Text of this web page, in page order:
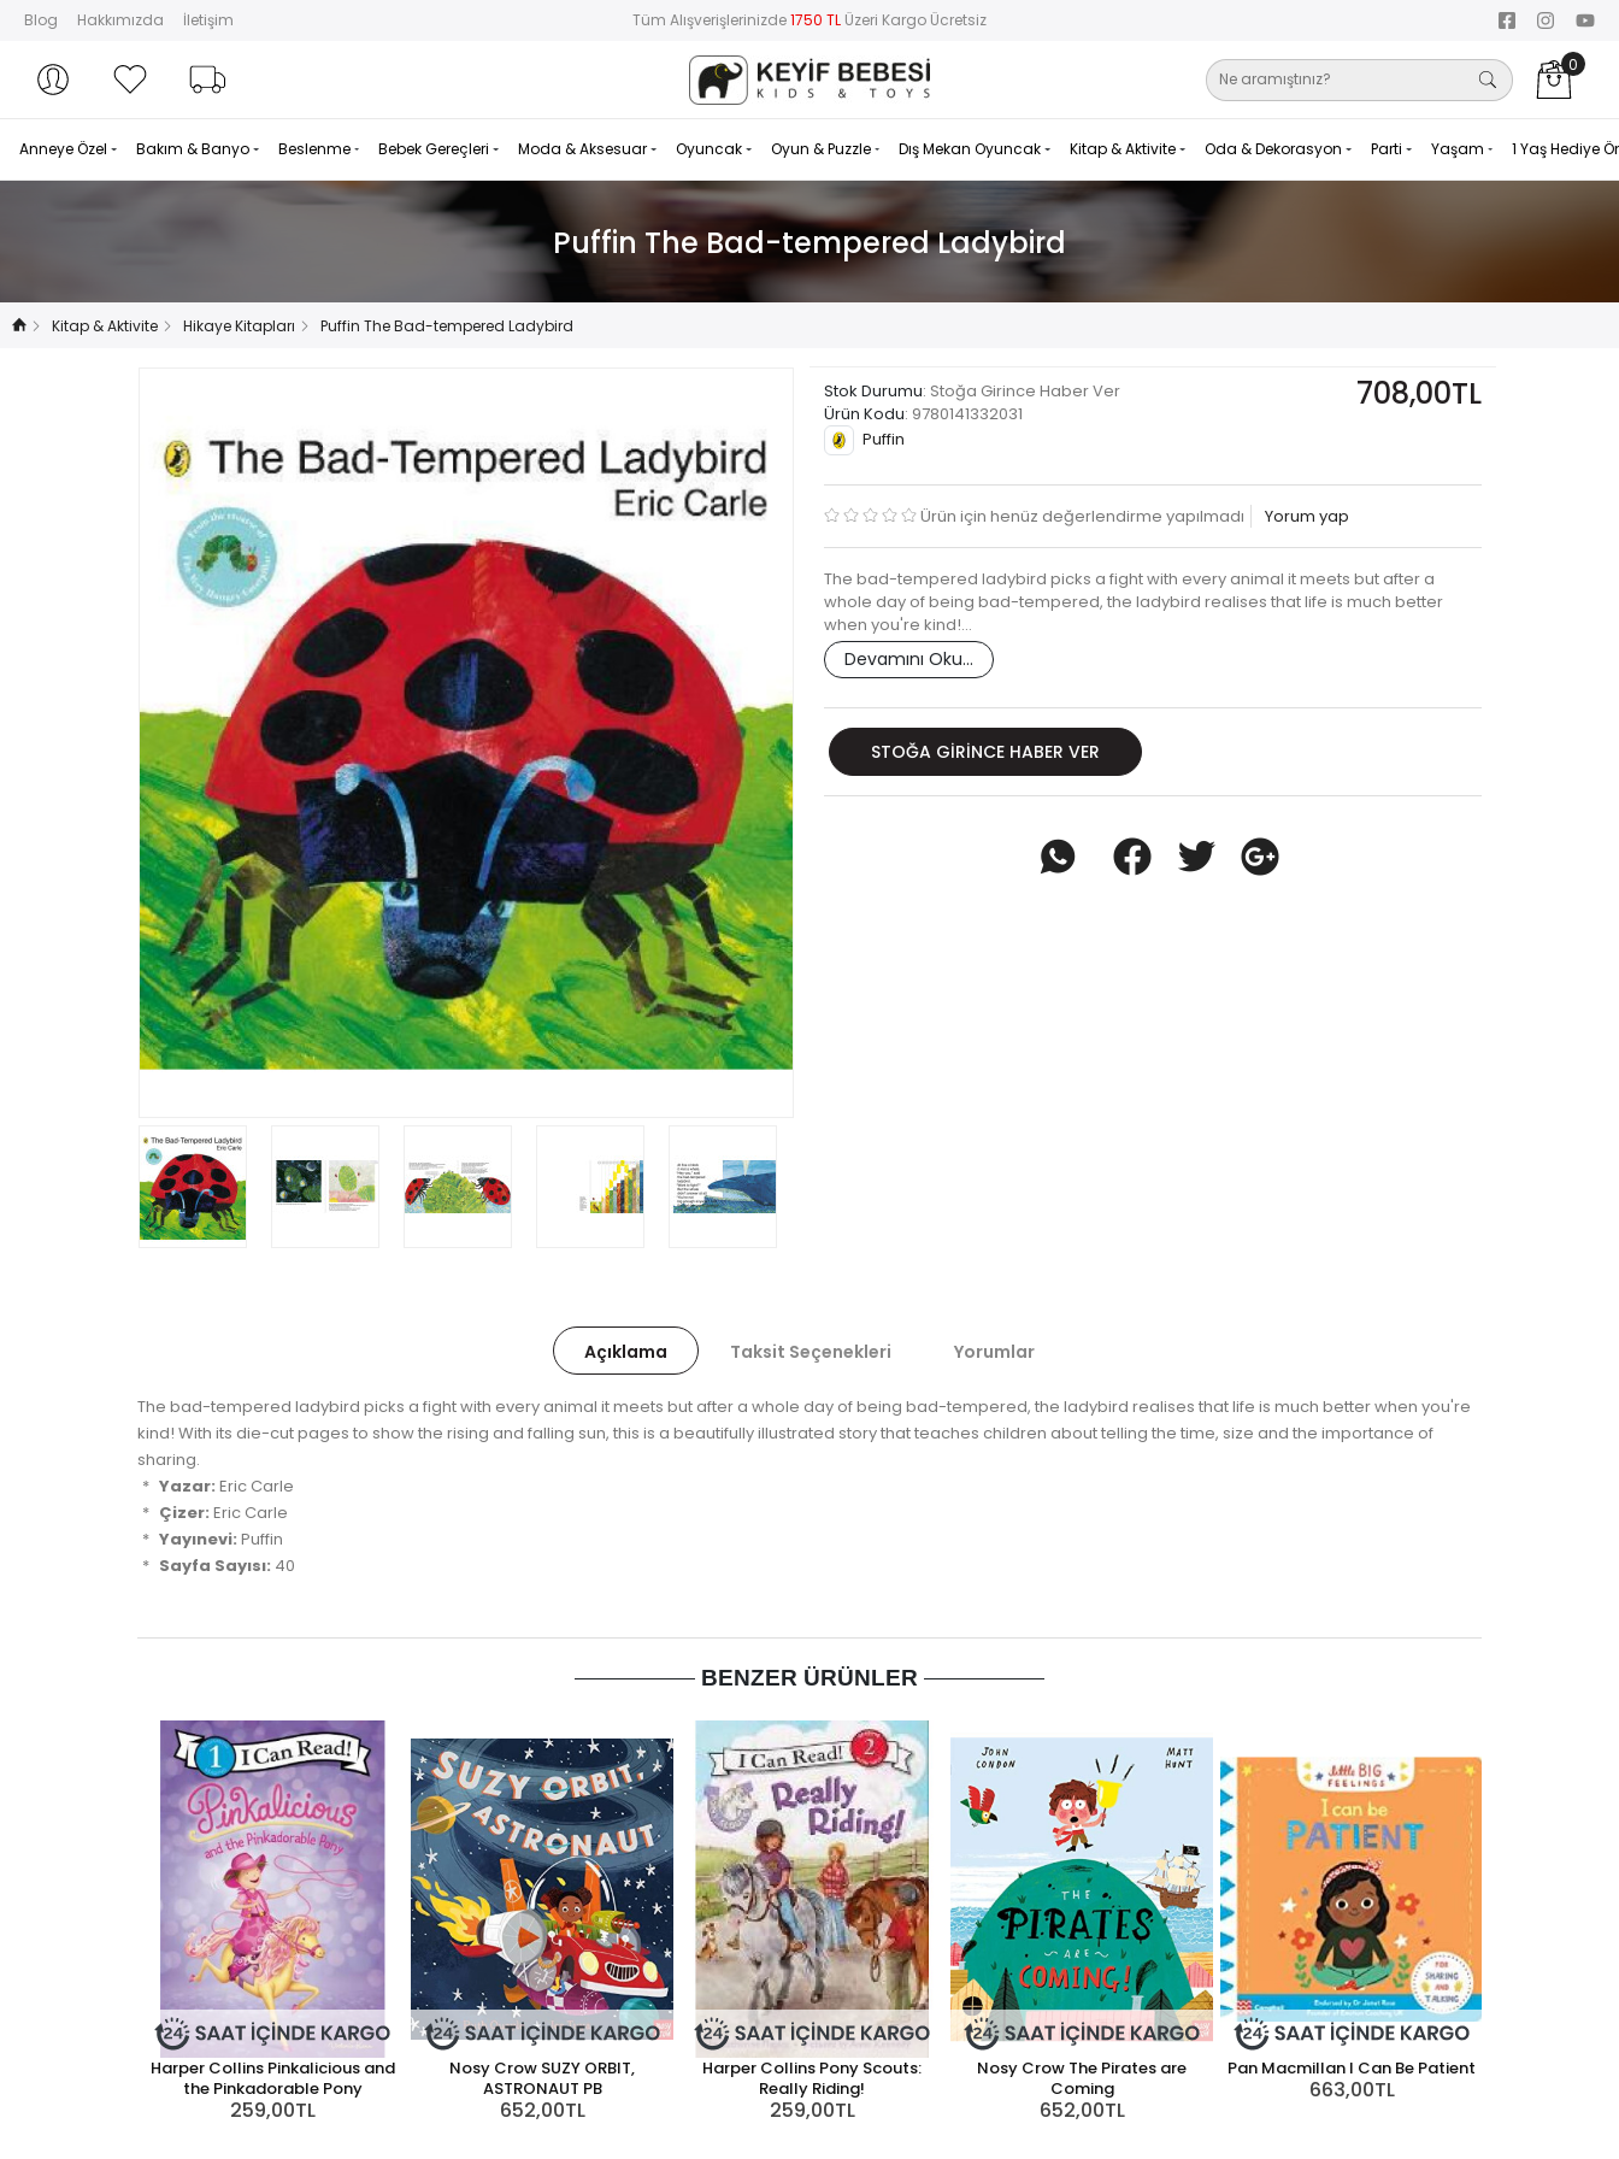
Blog Hakkımızda İletişim Tüm Alışverişlerinizde1750 TL Üzeri Kargo Ücretsiz
Hesabım
Hesabım Favorilerim 0
Anneye Özel Bakım & Banyo Beslenme Bebek Gereçleri Moda & Aksesuar Oyuncak Oyun & Puzzle Dış Mekan Oyuncak Kitap & Aktivite Oda & Dekorasyon Parti Yaşam 1 Yaş Hediye
Puffin The Bad-tempered Ladybird
Kitap & Aktivite Hikaye Kitapları Puffin The Bad-tempered Ladybird
Stok Durumu: Stoğa Girince Haber Ver
Ürün Kodu: 9780141332031
Puffin
708,00TL
Ürün için henüz değerlendirme yapılmadı Yorum yap
The bad-tempered ladybird picks a fight with every animal it meets but after a
whole day of being bad-tempered, the ladybird realises that life is much better
when you're kind!…
Devamını Oku...
STOĞA GIRINCE HABER VER
Açıklama Taksit Seçenekleri Yorumlar
The bad-tempered ladybird picks a fight with every animal it meets but after a whole day of being bad-tempered, the ladybird realises that life is much better when you're
kind! With its die-cut pages to show the rising and falling sun, this is a beautifully illustrated story that teaches children about telling the time, size and the importance of
sharing.
Yazar: Eric Carle
Çizer: Eric Carle
Yayınevi: Puffin
Sayfa Sayısı: 40
BENZER ÜRÜNLER
Harper Collins Pinkalicious and
the Pinkadorable Pony
259,00TL
Nosy Crow SUZY ORBIT,
ASTRONAUT PB
652,00TL
Harper Collins Pony Scouts:
Really Riding!
259,00TL
Nosy Crow The Pirates are
Coming
652,00TL
Pan Macmillan I Can Be Patient
663,00TL